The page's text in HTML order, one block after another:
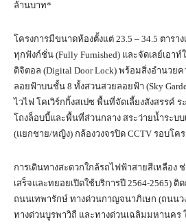
ล้านบาท*
โครงการมีขนาดห้องตั้งแต่ 23.5 – 34.5 ตารา
ทุกฟังก์ชั่น (Fully Furnished) และจัดเลย์เอาท์
ดิจิตอล (Digital Door Lock) พร้อมสิ่งอำนวย
ลอยฟ้าบนชั้น 8 ทั้งสวนสวยลอยฟ้า (Sky
ไวไฟ โคเวิร์กกิ้งสเปซ พื้นที่จัดเลี้ยงสังสรรค์
โถงล็อบบี้และพื้นที่ส่วนกลาง สระว่ายน้ำระบ
(แยกชาย/หญิง) กล้องวงจรปิด CCTV รอบโคร
การเดินทางสะดวกใกล้รถไฟฟ้าสายสีเหลือง
เสร็จและทยอยเปิดใช้บริการปี 2564-2565)
ถนนเทพารักษ์ ทางด่วนกาญจนาภิเษก (ถนน
ทางด่วนบูรพาวิถี และทางด่วนเฉลิมมหานคร